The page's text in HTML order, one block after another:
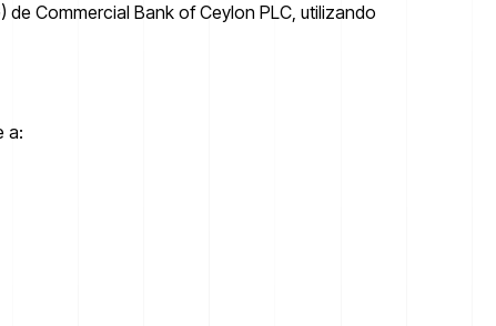
Commercial Bank of Ceylon PLC, utilizando
a: